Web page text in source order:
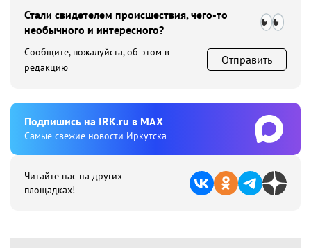
Стали свидетелем происшествия, чего-то
необычного и интересного?
Сообщите, пожалуйста, об этом в
редакцию
Отправить
Подпишиcь на IRK.ru в MAX
Cамые свежие новости Иркутска
Читайте нас на других
площадках!